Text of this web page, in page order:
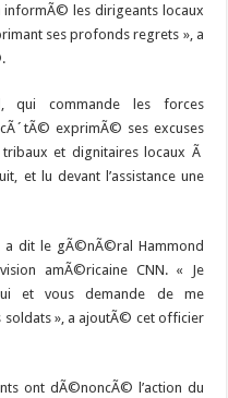
informÃ© les dirigeants locaux
ses profonds regrets », a
qui commande les forces
exprimÃ© ses excuses
tribaux et dignitaires locaux Ã
et lu devant l’assistance une
a dit le gÃ©nÃ©ral Hammond
amÃ©ricaine CNN. « Je
et vous demande de me
», a ajoutÃ© cet officier
ont dÃ©noncÃ© l’action du